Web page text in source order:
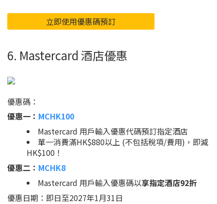
立即使用優惠碼預訂
6. Mastercard 酒店優惠
優惠碼：
優惠一： MCHK100
Mastercard 用戶輸入優惠代碼預訂指定酒店
單一消費滿HK$880以上 (不包括稅項/費用)，即減
HK$100！
優惠二： MCHK8
Mastercard 用戶輸入優惠碼以享指定酒店92折
優惠日期：即日至2027年1月31日